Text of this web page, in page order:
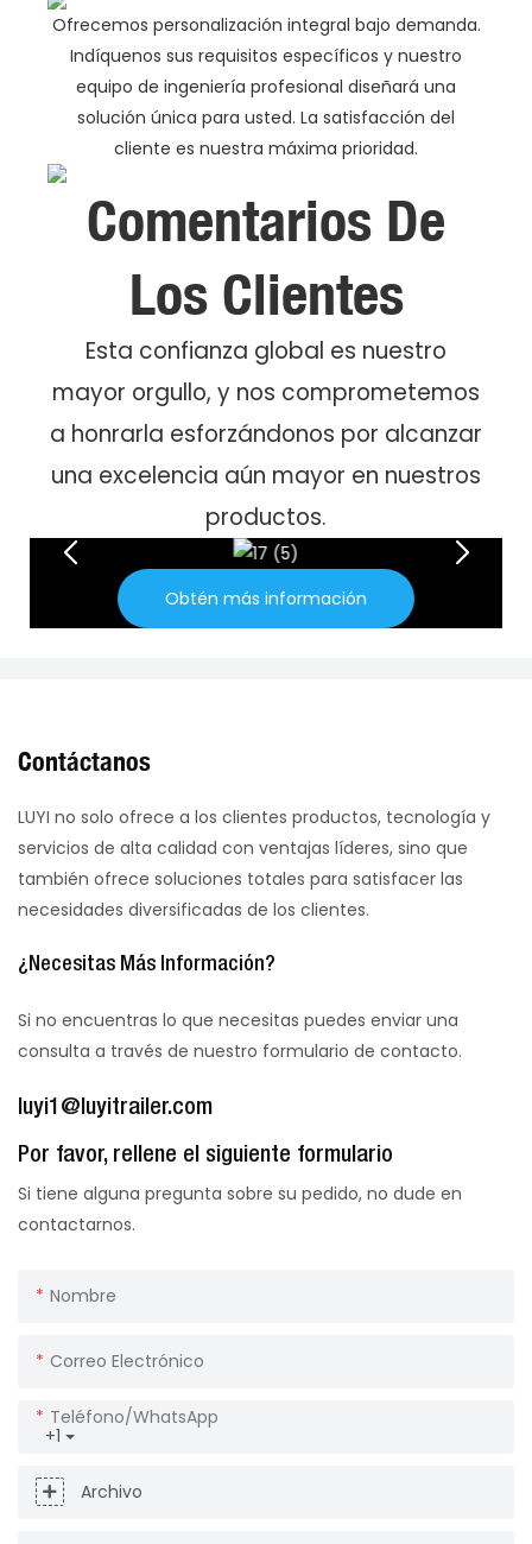
Ofrecemos personalización integral bajo demanda.
Indíquenos sus requisitos específicos y nuestro
equipo de ingeniería profesional diseñará una
solución única para usted. La satisfacción del
cliente es nuestra máxima prioridad.
Comentarios De
Los Clientes
Esta confianza global es nuestro
mayor orgullo, y nos comprometemos
a honrarla esforzándonos por alcanzar
una excelencia aún mayor en nuestros
productos.
Obtén más información
Contáctanos
LUYI no solo ofrece a los clientes productos, tecnología y
servicios de alta calidad con ventajas líderes, sino que
también ofrece soluciones totales para satisfacer las
necesidades diversificadas de los clientes.
¿Necesitas Más Información?
Si no encuentras lo que necesitas puedes enviar una
consulta a través de nuestro formulario de contacto.
luyi1@luyitrailer.com
Por favor, rellene el siguiente formulario
Si tiene alguna pregunta sobre su pedido, no dude en
contactarnos.
Nombre
Correo Electrónico
+1
Teléfono/WhatsApp
Archivo